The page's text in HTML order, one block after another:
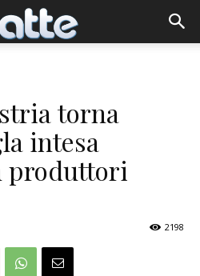
torna
intesa
produttori
2198